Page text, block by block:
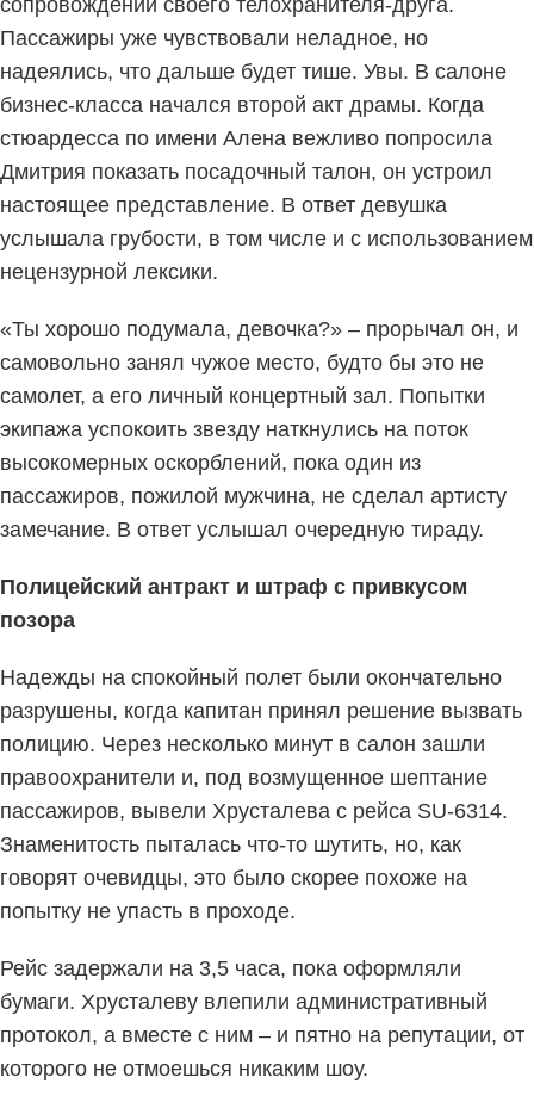
сопровождении своего телохранителя-друга.
Пассажиры уже чувствовали неладное, но
надеялись, что дальше будет тише. Увы. В салоне
бизнес-класса начался второй акт драмы. Когда
стюардесса по имени Алена вежливо попросила
Дмитрия показать посадочный талон, он устроил
настоящее представление. В ответ девушка
услышала грубости, в том числе и с использованием
нецензурной лексики.
«Ты хорошо подумала, девочка?» – прорычал он, и
самовольно занял чужое место, будто бы это не
самолет, а его личный концертный зал. Попытки
экипажа успокоить звезду наткнулись на поток
высокомерных оскорблений, пока один из
пассажиров, пожилой мужчина, не сделал артисту
замечание. В ответ услышал очередную тираду.
Полицейский антракт и штраф с привкусом
позора
Надежды на спокойный полет были окончательно
разрушены, когда капитан принял решение вызвать
полицию. Через несколько минут в салон зашли
правоохранители и, под возмущенное шептание
пассажиров, вывели Хрусталева с рейса SU-6314.
Знаменитость пыталась что-то шутить, но, как
говорят очевидцы, это было скорее похоже на
попытку не упасть в проходе.
Рейс задержали на 3,5 часа, пока оформляли
бумаги. Хрусталеву влепили административный
протокол, а вместе с ним – и пятно на репутации, от
которого не отмоешься никаким шоу.